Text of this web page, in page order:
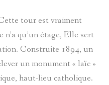
tour est vraiment
qu’un étage, Elle sert
Construite 1894, un
un monument « laïc »
haut-lieu catholique.